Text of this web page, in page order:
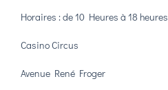
Horaires : de 10 Heures à 18 heures
Casino Circus
Avenue René Froger